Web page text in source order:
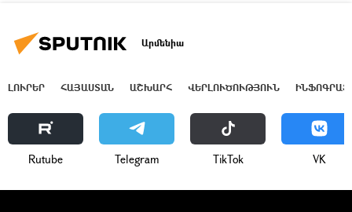
Արմենիա
ԼՈՒՐԵՐ ՀԱՅԱՍՏԱՆ ԱՇԽԱՐՀ ՎԵՐԼՈՒԾՈՒԹՅՈՒՆ
Rutube Telegram ТikТоk VK